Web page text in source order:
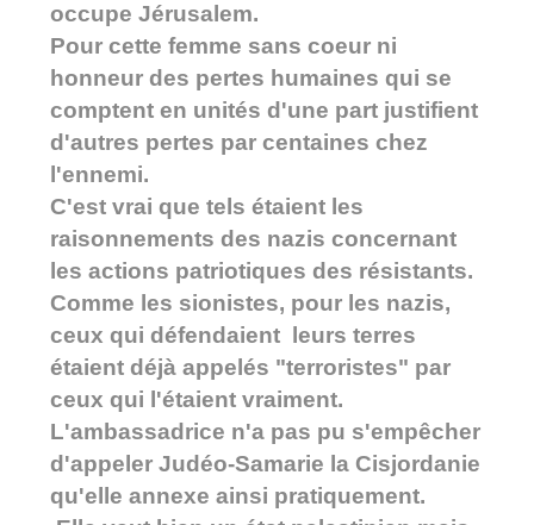
occupe Jérusalem.
Pour cette femme sans coeur ni
honneur des pertes humaines qui se
comptent en unités d'une part justifient
d'autres pertes par centaines chez
l'ennemi.
C'est vrai que tels étaient les
raisonnements des nazis concernant
les actions patriotiques des résistants.
Comme les sionistes, pour les nazis,
ceux qui défendaient leurs terres
étaient déjà appelés "terroristes" par
ceux qui l'étaient vraiment.
L'ambassadrice n'a pas pu s'empêcher
d'appeler Judéo-Samarie la Cisjordanie
qu'elle annexe ainsi pratiquement.